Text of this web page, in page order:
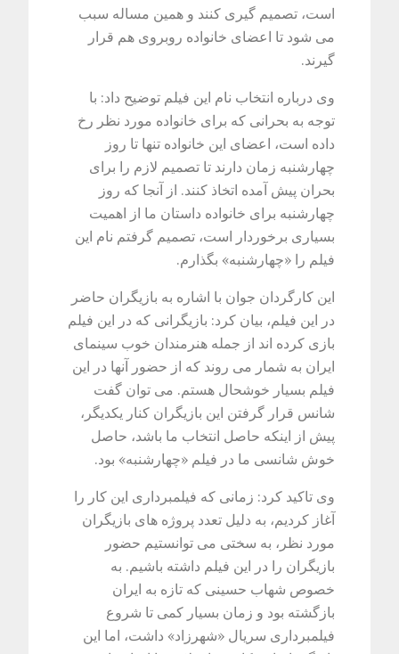
است، تصمیم گیری کنند و همین مساله سبب
می شود تا اعضای خانواده روبروی هم قرار
گیرند.
وی درباره انتخاب نام این فیلم توضیح داد: با
توجه به بحرانی که برای خانواده مورد نظر رخ
داده است، اعضای این خانواده تنها تا روز
چهارشنبه زمان دارند تا تصمیم لازم را برای
بحران پیش آمده اتخاذ کنند. از آنجا که روز
چهارشنبه برای خانواده داستان ما از اهمیت
بسیاری برخوردار است، تصمیم گرفتم نام این
فیلم را «چهارشنبه» بگذارم.
این کارگردان جوان با اشاره به بازیگران حاضر
در این فیلم، بیان کرد: بازیگرانی که در این فیلم
بازی کرده اند از جمله هنرمندان خوب سینمای
ایران به شمار می روند که از حضور آنها در این
فیلم بسیار خوشحال هستم. می توان گفت
شانس قرار گرفتن این بازیگران کنار یکدیگر،
پیش از اینکه حاصل انتخاب ما باشد، حاصل
خوش شانسی ما در فیلم «چهارشنبه» بود.
وی تاکید کرد: زمانی که فیلمبرداری این کار را
آغاز کردیم، به دلیل تعدد پروژه های بازیگران
مورد نظر، به سختی می توانستیم حضور
بازیگران را در این فیلم داشته باشیم. به
خصوص شهاب حسینی که تازه به ایران
بازگشته بود و زمان بسیار کمی تا شروع
فیلمبرداری سریال «شهرزاد» داشت، اما این